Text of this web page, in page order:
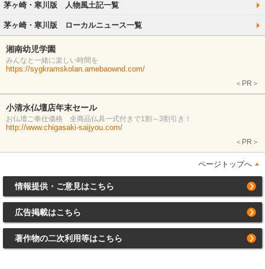
茅ヶ崎・寒川版 人物風土記一覧
茅ヶ崎・寒川版 ローカルニュース一覧
湘南幼児学園
みんなと一緒に楽しい時間を
https://sygkramskolan.amebaownd.com/
＜PR＞
小清水仏壇店年末セール
お仏壇ご奉仕価格 全商品仏具一式付きで1割～3割引き！
http://www.chigasaki-saijyou.com/
＜PR＞
ページトップへ
情報提供・ご意見はこちら
広告掲載はこちら
著作物の二次利用等はこちら